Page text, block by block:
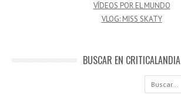
VÍDEOS POR EL MUNDO
VLOG: MISS SKATY
BUSCAR EN CRITICALANDIA
Buscar